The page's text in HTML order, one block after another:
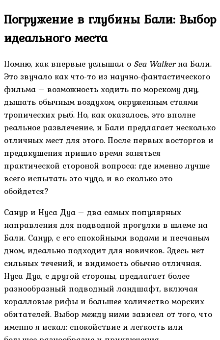
Погружение в глубины Бали: Выбор
идеального места
Помню, как впервые услышал о Sea Walkerна Бали.
Это звучало как что-то из научно-фантастического
фильма – возможность ходить по морскому дну,
дышать обычным воздухом, окруженным стаями
тропических рыб. Но, как оказалось, это вполне
реальное развлечение, и Бали предлагает несколько
отличных мест для этого. После первых восторгов и
предвкушения пришло время заняться
практической стороной вопроса: где именно лучше
всего испытать это чудо, и во сколько это
обойдется?
Санур и Нуса Дуа – два самых популярных
направления для подводной прогулки в шлеме на
Бали. Санур, с его спокойными водами и песчаным
дном, идеально подходит для новичков. Здесь нет
сильных течений, и видимость обычно отличная.
Нуса Дуа, с другой стороны, предлагает более
разнообразный подводный ландшафт, включая
коралловые рифы и большее количество морских
обитателей. Выбор между ними зависел от того, что
именно я искал: спокойствие и легкость или